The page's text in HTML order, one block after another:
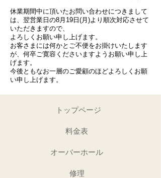
休業期間中に頂いたお問い合わせにつきまして
は、翌営業日の8月19日(月)より順次対応させて
いただきますので、
よろしくお願い申し上げます。
お客さまには何かとご不便をお掛けいたします
が、何卒ご寛容くださいますようお願い申し上
げます。
今後ともなお一層のご愛顧のほどよろしくお願
い申し上げます。
トップページ
料金表
オーバーホール
修理